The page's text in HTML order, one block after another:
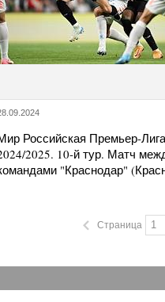
Российская Премьер-
2025. 10-й тур. Матч
"Краснодар"
Страница